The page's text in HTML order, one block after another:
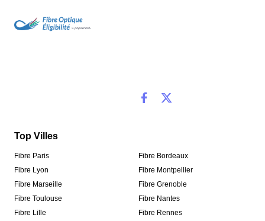
Top Villes
Fibre Paris
Fibre Lyon
Fibre Marseille
Fibre Toulouse
Fibre Lille
Fibre Bordeaux
Fibre Montpellier
Fibre Grenoble
Fibre Nantes
Fibre Rennes